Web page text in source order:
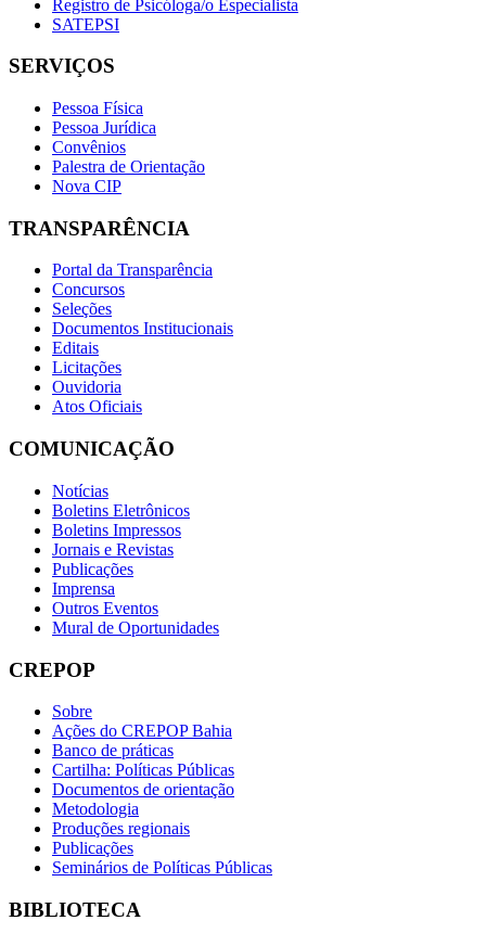
Registro de Psicóloga/o Especialista
SATEPSI
SERVIÇOS
Pessoa Física
Pessoa Jurídica
Convênios
Palestra de Orientação
Nova CIP
TRANSPARÊNCIA
Portal da Transparência
Concursos
Seleções
Documentos Institucionais
Editais
Licitações
Ouvidoria
Atos Oficiais
COMUNICAÇÃO
Notícias
Boletins Eletrônicos
Boletins Impressos
Jornais e Revistas
Publicações
Imprensa
Outros Eventos
Mural de Oportunidades
CREPOP
Sobre
Ações do CREPOP Bahia
Banco de práticas
Cartilha: Políticas Públicas
Documentos de orientação
Metodologia
Produções regionais
Publicações
Seminários de Políticas Públicas
BIBLIOTECA